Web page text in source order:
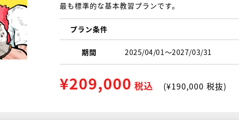
最も標準的な基本教習プランです。
プラン条件
期間 2025/04/01〜2027/03/31
¥209,000 税込 (¥190,000 税抜)